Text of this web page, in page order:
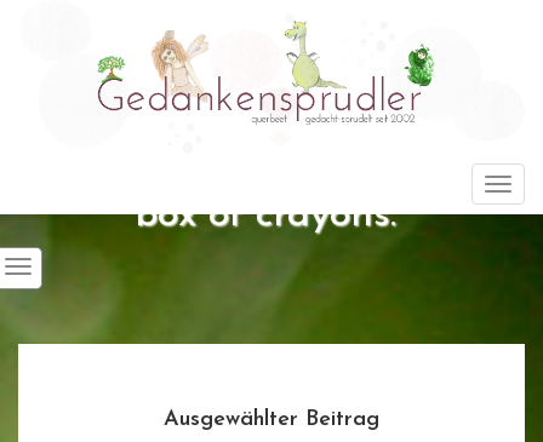
"Life is about using the whole
box of crayons."
Ausgewählter Beitrag